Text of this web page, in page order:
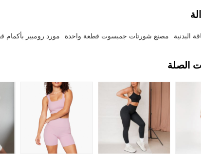
البدنية مصنع شورتات جمبسوت قطعة واحدة مورد رومبير
الصلة